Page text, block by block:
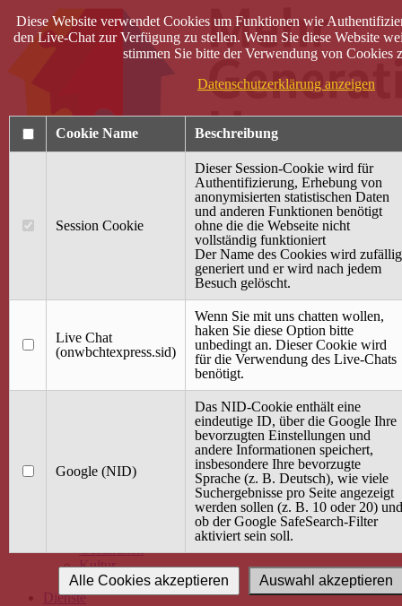
40 Jahre Mütterzentrum
Terminkalender
Gemeinsam aktiv
Gemeinsam unterwegs
wirFAIRändern
Angebot / Kurs suchen
Babybauch & Elternschaft
Gesundheit
Kultur
Alle Kurse
Dienste
Diese Website verwendet Cookies um Funktionen wie
den Live-Chat zur Verfügung zu stellen. Wenn Sie diese Website
stimmen Sie bitte der Verwendung von Cookies
Datenschutzerklärung anzeigen
Cookie Name Beschreibung
Session Cookie
Dieser Session-Cookie wird für
Authentifizierung, Erhebung von
anonymisierten statistischen Daten
und anderen Funktionen benötigt
ohne die die Webseite nicht
vollständig funktioniert
Der Name des Cookies wird zufällig
generiert und er wird nach jedem
Besuch gelöscht.
Live Chat
(onwbchtexpress.sid)
Wenn Sie mit uns chatten wollen,
haken Sie diese Option bitte
unbedingt an. Dieser Cookie wird
für die Verwendung des Live-Chats
benötigt.
Google (NID)
Das NID-Cookie enthält eine
eindeutige ID, über die Google Ihre
bevorzugten Einstellungen und
andere Informationen speichert,
insbesondere Ihre bevorzugte
Sprache (z. B. Deutsch), wie viele
Suchergebnisse pro Seite angezeigt
werden sollen (z. B. 10 oder 20) und
ob der Google SafeSearch-Filter
aktiviert sein soll.
Auswahl akzeptieren
Alle Cookies akzeptieren